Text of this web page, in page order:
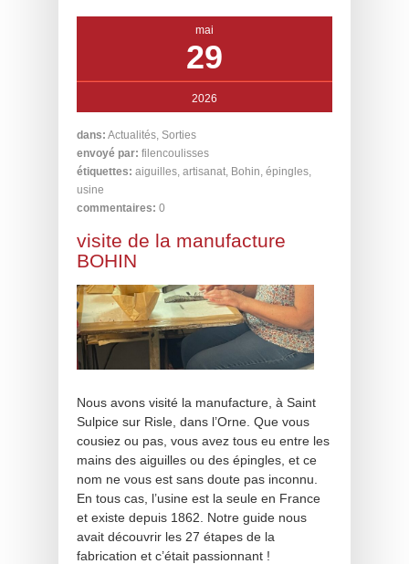
mai
29
2026
dans: Actualités, Sorties
envoyé par: filencoulisses
étiquettes: aiguilles, artisanat, Bohin, épingles,
usine
commentaires: 0
visite de la manufacture
BOHIN
Nous avons visité la manufacture, à Saint
Sulpice sur Risle, dans l’Orne. Que vous
cousiez ou pas, vous avez tous eu entre les
mains des aiguilles ou des épingles, et ce
nom ne vous est sans doute pas inconnu.
En tous cas, l’usine est la seule en France
et existe depuis 1862. Notre guide nous
avait découvrir les 27 étapes de la
fabrication et c’était passionnant !